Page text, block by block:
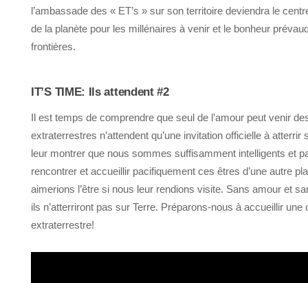
l’ambassade des « ET’s » sur son territoire deviendra le
de la planète pour les millénaires à venir et le bonheur
frontières.
IT’S TIME: Ils attendent #2
Il est temps de comprendre que seul de l’amour peut venir
extraterrestres n’attendent qu’une invitation officielle à atterrir
leur montrer que nous sommes suffisamment intelligents et
rencontrer et accueillir pacifiquement ces êtres d’une autre
aimerions l’être si nous leur rendions visite. Sans amour et
ils n’atterriront pas sur Terre. Préparons-nous à accueillir une
extraterrestre!